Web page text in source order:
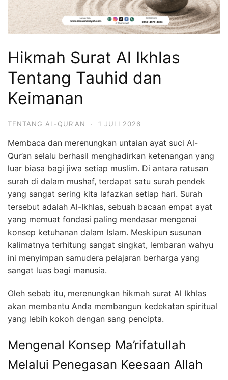
Hikmah Surat Al Ikhlas
Tentang Tauhid dan
Keimanan
TENTANG AL-QUR'AN · 1 JULI 2026
Membaca dan merenungkan untaian ayat suci Al-
Qur’an selalu berhasil menghadirkan ketenangan yang
luar biasa bagi jiwa setiap muslim. Di antara ratusan
surah di dalam mushaf, terdapat satu surah pendek
yang sangat sering kita lafazkan setiap hari. Surah
tersebut adalah Al-Ikhlas, sebuah bacaan empat ayat
yang memuat fondasi paling mendasar mengenai
konsep ketuhanan dalam Islam. Meskipun susunan
kalimatnya terhitung sangat singkat, lembaran wahyu
ini menyimpan samudera pelajaran berharga yang
sangat luas bagi manusia.
Oleh sebab itu, merenungkan hikmah surat Al Ikhlas
akan membantu Anda membangun kedekatan spiritual
yang lebih kokoh dengan sang pencipta.
Mengenal Konsep Ma’rifatullah
Melalui Penegasan Keesaan Allah